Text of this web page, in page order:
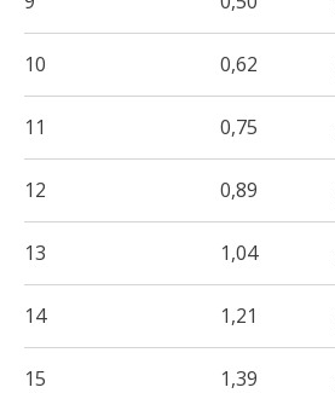
10 0,62
11 0,75
12 0,89
13 1,04
14 1,21
15 1,39